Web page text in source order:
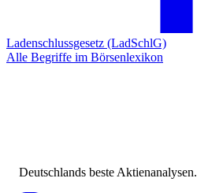
Ladenschlussgesetz (LadSchlG)
Alle Begriffe im Börsenlexikon
Deutschlands beste Aktienanalysen.